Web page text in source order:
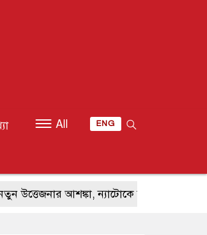
All ENG
ন্যাটোকে সীমিত হামলায় পরীক্ষা করতে